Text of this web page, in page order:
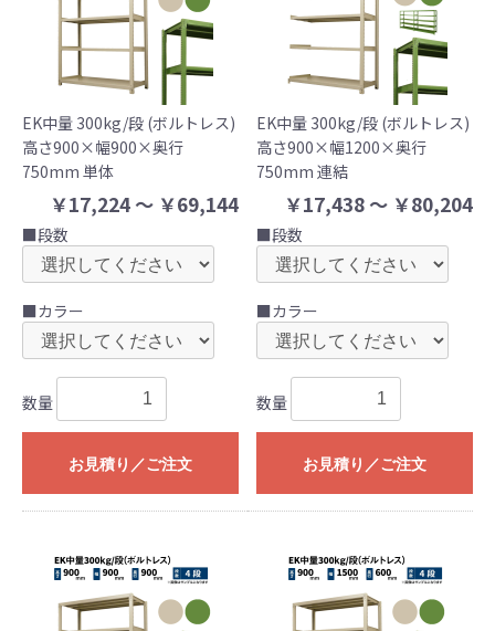
EK中量 300kg/段 (ボルトレス)
高さ900×幅900×奥行
750mm 単体
￥17,224 ～ ￥69,144
■段数
■カラー
数量
お見積り／ご注文
EK中量 300kg/段 (ボルトレス)
高さ900×幅1200×奥行
750mm 連結
￥17,438 ～ ￥80,204
■段数
■カラー
数量
お見積り／ご注文